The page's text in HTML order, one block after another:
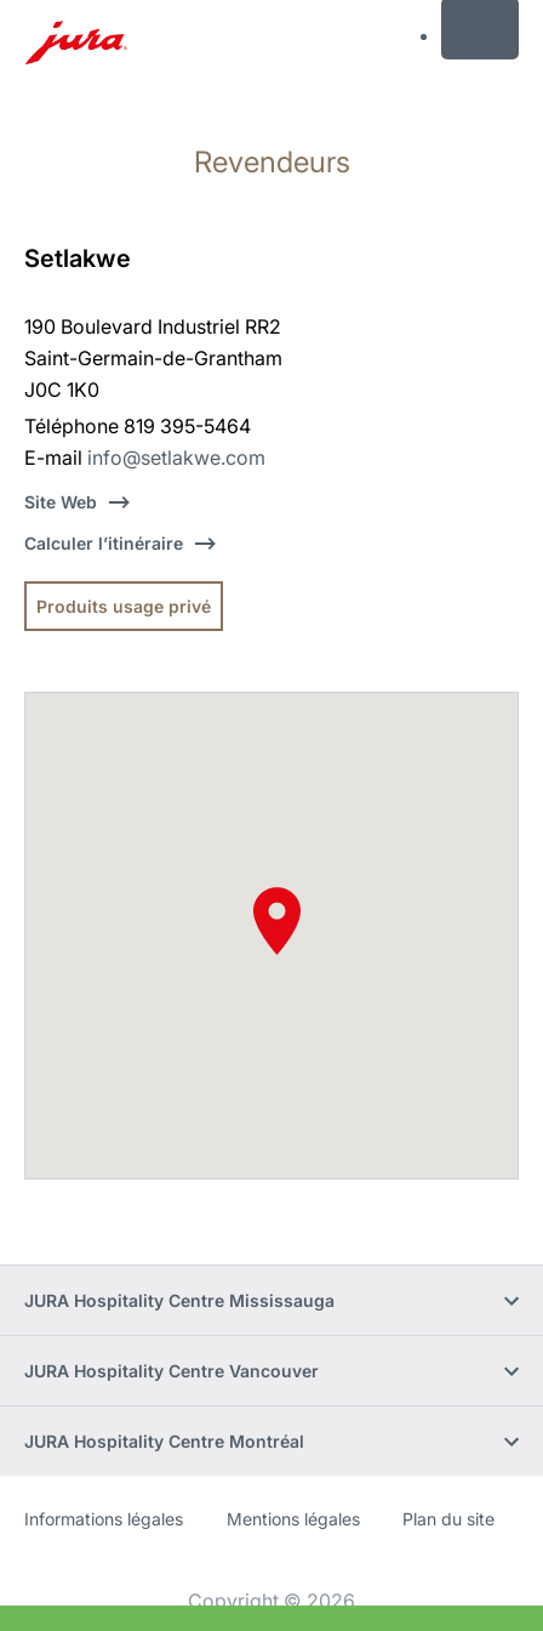
recherche
Revendeurs
Setlakwe
190 Boulevard Industriel RR2
Saint-Germain-de-Grantham
J0C 1K0
Téléphone 819 395-5464
E-mail info@setlakwe.com
Site Web
Calculer l’itinéraire
Produits usage privé
JURA Hospitality Centre Mississauga
JURA Hospitality Centre Vancouver
JURA Hospitality Centre Montréal
Site
[Website
Informations légales Mentions légales Plan du site
Copyright © 2026